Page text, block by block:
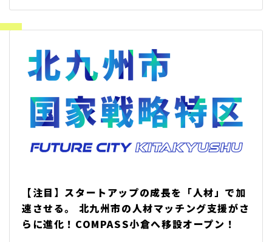
【注目】スタートアップの成長を「人材」で加
速させる。 北九州市の人材マッチング支援がさ
らに進化！COMPASS小倉へ移設オープン！